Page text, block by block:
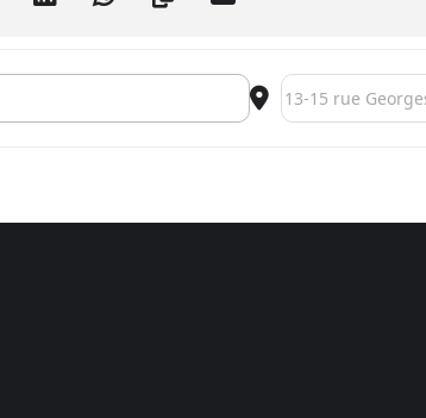
: Debout ! [] Destination